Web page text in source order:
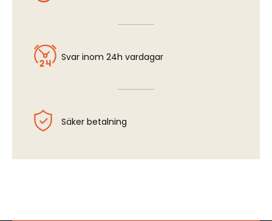
Svar inom 24h vardagar
Säker betalning